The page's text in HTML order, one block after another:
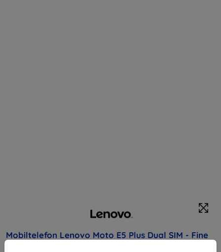
Mobiltelefon Lenovo Moto E5 Plus Dual SIM - Fine